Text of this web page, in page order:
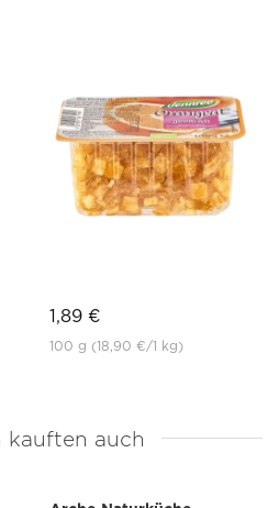
1,89 €
100 g (18,90 €/1 kg)
kauften auch